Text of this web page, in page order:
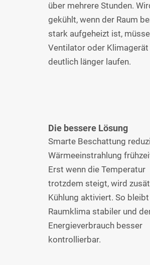
über mehrere Stunden.
gekühlt, wenn der Raum
stark aufgeheizt ist,
Ventilator oder Klimagerät
deutlich länger laufen.
Die bessere Lösung
Smarte Beschattung
Wärmeeinstrahlung
Erst wenn die Temperatur
trotzdem steigt, wird
Kühlung aktiviert. So
Raumklima stabiler und
Energieverbrauch besser
kontrollierbar.